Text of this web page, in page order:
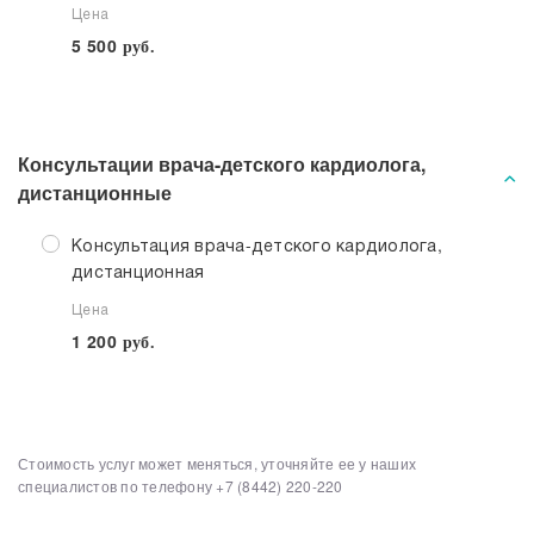
Цена
5 500 руб.
Консультации врача-детского кардиолога,
дистанционные
Консультация врача-детского кардиолога,
дистанционная
Цена
1 200 руб.
Выберите клинику Списком
Стоимость услуг может меняться, уточняйте ее у наших
специалистов по телефону +7 (8442) 220-220